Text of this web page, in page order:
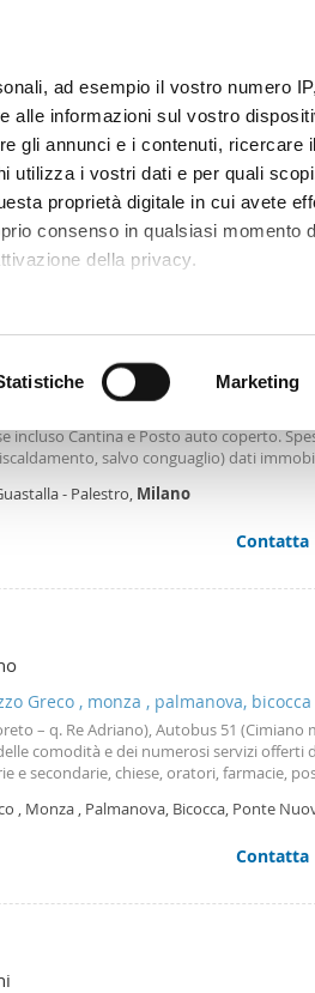
ad esempio il vostro numero
alle informazioni sul vostro
gli annunci e i contenuti, ricercare
utilizza i vostri dati e per quali
proprietà digitale in cui avete
consenso in qualsiasi momento
della privacy.
alla ricerca di caratteristiche
e imposta le tue preferenze
momento dalla Dichiarazione
per fornire funzionalità dei
sul modo in cui utilizza il
pubblicità e social media, i quali
hanno raccolto dal suo utilizzo
Marketing
Locali Più filtri - 2
Milano
Ordine Mioaffitto
incluso Cantina e Posto auto coperto.
salvo conguaglio) dati
da doppio ascensore in palazzina di
interrato e posto auto coperto.
parzialmente arredata (cucinino, libreria e
Meraviglioso contesto esclusivo e riservato,
privata a fondo chiuso. Tutti i servizi
cosi come l’abitazione nel suo
Referenze: sono richieste referenze
– Piazza Santo Stefano 6 – Milano _ +39
- Palestro, Milano
Contatta
Greco , monza , palmanova, bicocca
– q. Re Adriano), Autobus 51 (Cimiano
comodità e dei numerosi servizi offerti
e secondarie, chiese, oratori, farmacie,
, Monza , Palmanova, Bicocca, Ponte
Contatta